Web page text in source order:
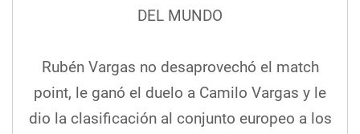
DEL MUNDO
Rubén Vargas no desaprovechó el match
point, le ganó el duelo a Camilo Vargas y le
dio la clasificación al conjunto europeo a los